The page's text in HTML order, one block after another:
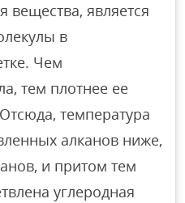
вещества, является
в
Чем
тем плотнее ее
температура
алканов ниже,
и притом тем
углеродная